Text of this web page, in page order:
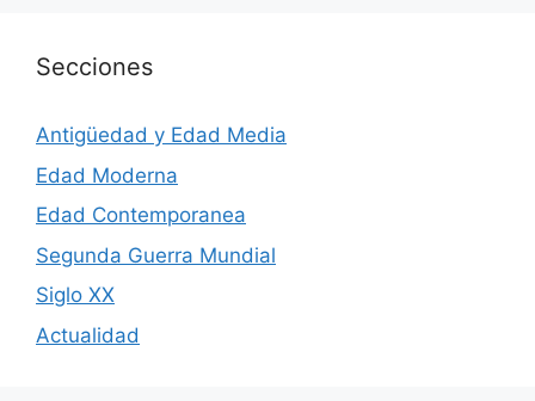
Secciones
Antigüedad y Edad Media
Edad Moderna
Edad Contemporanea
Segunda Guerra Mundial
Siglo XX
Actualidad